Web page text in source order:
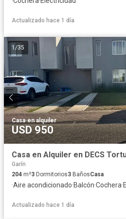
Actualizado hace 1 día
1 /35
Casa·en alquiler
USD 950
Casa en Alquiler en DECS
Garín
204 m²3 Dormitorios3 BañosCasa
·Aire acondicionado·Balcón·Cochera·
Actualizado hace 1 día